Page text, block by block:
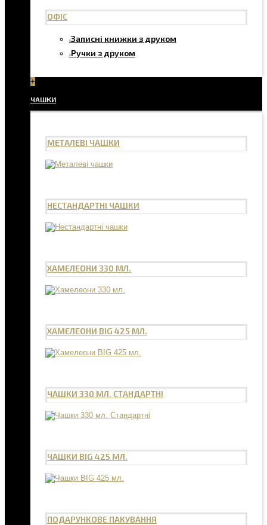
ОФІС
Записні книжки з друком
Ручки з друком
+
ЧАШКИ
МЕТАЛЕВІ ЧАШКИ
НЕСТАНДАРТНІ ЧАШКИ
ХАМЕЛЕОНИ 330 МЛ.
ХАМЕЛЕОНИ BIG 425 МЛ.
ЧАШКИ 330 МЛ. СТАНДАРТНІ
ЧАШКИ BIG 425 МЛ.
ПОДАРУНКОВЕ ПАКУВАННЯ